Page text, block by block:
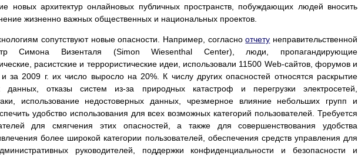
новых архитектур онлайновых публичных пространств, побуждающих людей вносить
жизненно важных общественных и национальных проектов.
сопутствуют новые опасности. Например, согласноотчету неправительственной
Симона Визенталя (Simon Wiesenthal Center), люди, пропагандирующие
расистские и террористические идеи, использовали 11500 Web-сайтов, форумов и
за 2009 г. их число выросло на 20%. К числу других опасностей относятся раскрытие
данных, отказы систем из-за природных катастроф и перегрузки электросетей,
использование недостоверных данных, чрезмерное влияние небольших групп и
удобство использования для всех возможных категорий пользователей. Требуется
для смягчения этих опасностей, а также для совершенствования удобства
более широкой категории пользователей, обеспечения средств управления для
руководителей, поддержки конфиденциальности и безопасности и